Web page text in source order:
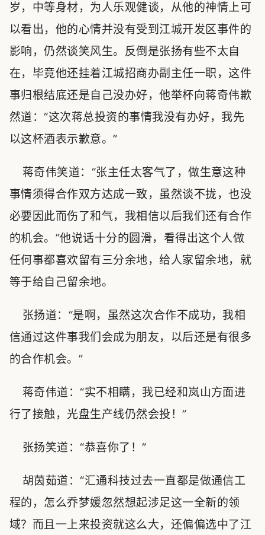
岁，中等身材，为人乐观健谈，从他的神情上可
以看出，他的心情并没有受到江城开发区事件的
影响，仍然谈笑风生。反倒是张扬有些不太自
在，毕竟他还挂着江城招商办副主任一职，这件
事归根结底还是自己没办好，他举杯向蒋奇伟歉
然道：“这次蒋总投资的事情我没有办好，我先
以这杯酒表示歉意。”
蒋奇伟笑道：“张主任太客气了，做生意这种
事情须得合作双方达成一致，虽然谈不拢，也没
必要因此而伤了和气，我相信以后我们还有合作
的机会。”他说话十分的圆滑，看得出这个人做
任何事都喜欢留有三分余地，给人家留余地，就
等于给自己留余地。
张扬道：“是啊，虽然这次合作不成功，我相
信通过这件事我们会成为朋友，以后还是有很多
的合作机会。”
蒋奇伟道：“实不相瞒，我已经和岚山方面进
行了接触，光盘生产线仍然会投！”
张扬笑道：“恭喜你了！”
胡茵茹道：“汇通科技过去一直都是做通信工
程的，怎么乔梦媛忽然想起涉足这一全新的领
域？而且一上来投资就这么大，还偏偏选中了江